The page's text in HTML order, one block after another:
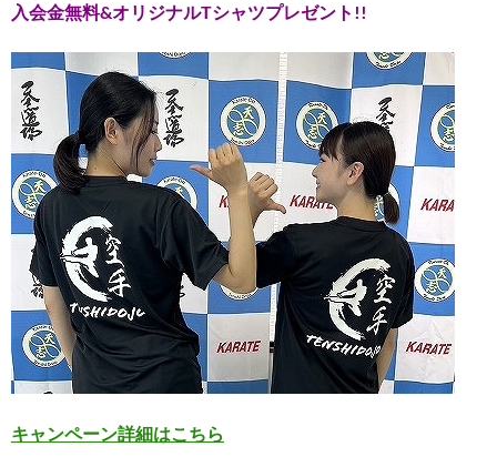
入会金無料&オリジナルTシャツプレゼント!!
キャンペーン詳細はこちら